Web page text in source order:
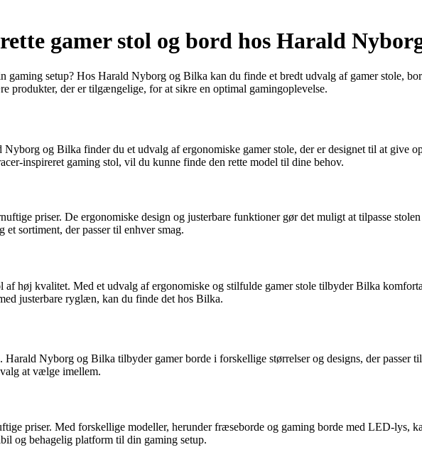
gamer stol og bord hos Harald
gaming setup? Hos Harald Nyborg og Bilka kan du finde et bredt udvalg af gamer stole,
produkter, der er tilgængelige, for at sikre en optimal gamingoplevelse.
og Bilka finder du et udvalg af ergonomiske gamer stole, der er designet til at give
inspireret gaming stol, vil du kunne finde den rette model til dine behov.
priser. De ergonomiske design og justerbare funktioner gør det muligt at tilpasse
sortiment, der passer til enhver smag.
af høj kvalitet. Med et udvalg af ergonomiske og stilfulde gamer stole tilbyder Bilka
justerbare ryglæn, kan du finde det hos Bilka.
Nyborg og Bilka tilbyder gamer borde i forskellige størrelser og designs, der passer
at vælge imellem.
priser. Med forskellige modeller, herunder fræseborde og gaming borde med LED-lys,
og behagelig platform til din gaming setup.